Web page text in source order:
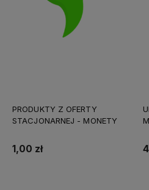
PRODUKTY Z OFERTY
STACJONARNEJ - MONETY
1,00 zł